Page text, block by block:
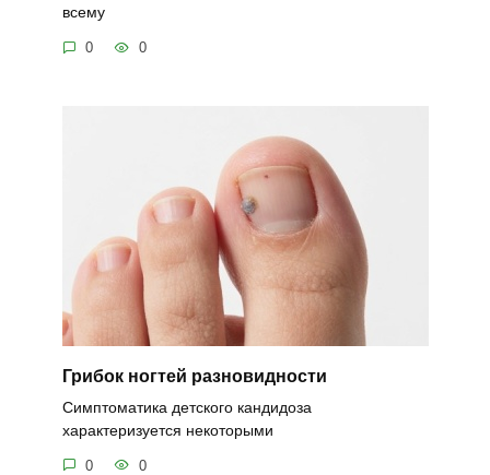
всему
0 0
Грибок ногтей разновидности
Симптоматика детского кандидоза
характеризуется некоторыми
0 0